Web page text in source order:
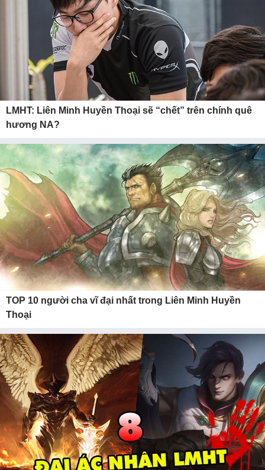
LMHT: Liên Minh Huyền Thoại sẽ “chết” trên chính quê
hương NA?
TOP 10 người cha vĩ đại nhất trong Liên Minh Huyền
Thoại